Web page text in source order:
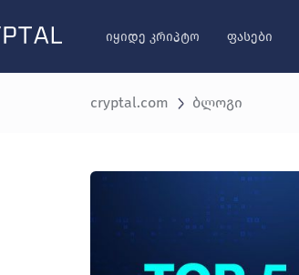
იყიდე კრიპტო ფასები
cryptal.com ბლოგი